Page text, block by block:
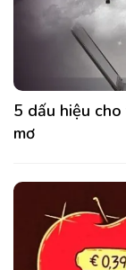
5 dấu hiệu
mơ